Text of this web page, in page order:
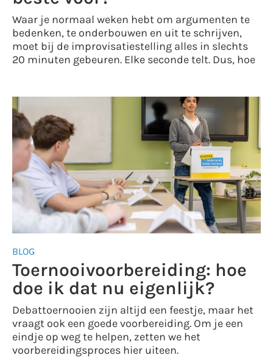
Waar je normaal weken hebt om argumenten te
bedenken, te onderbouwen en uit te schrijven,
moet bij de improvisatiestelling alles in slechts
20 minuten gebeuren. Elke seconde telt. Dus, hoe
BLOG
Toernooivoorbereiding: hoe
doe ik dat nu eigenlijk?
Debattoernooien zijn altijd een feestje, maar het
vraagt ook een goede voorbereiding. Om je een
eindje op weg te helpen, zetten we het
voorbereidingsproces hier uiteen.